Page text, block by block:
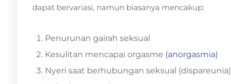
dapat bervariasi, namun biasanya mencakup:
Penurunan gairah seksual
Kesulitan mencapai orgasme (anorgasmia)
Nyeri saat berhubungan seksual (dispareunia)